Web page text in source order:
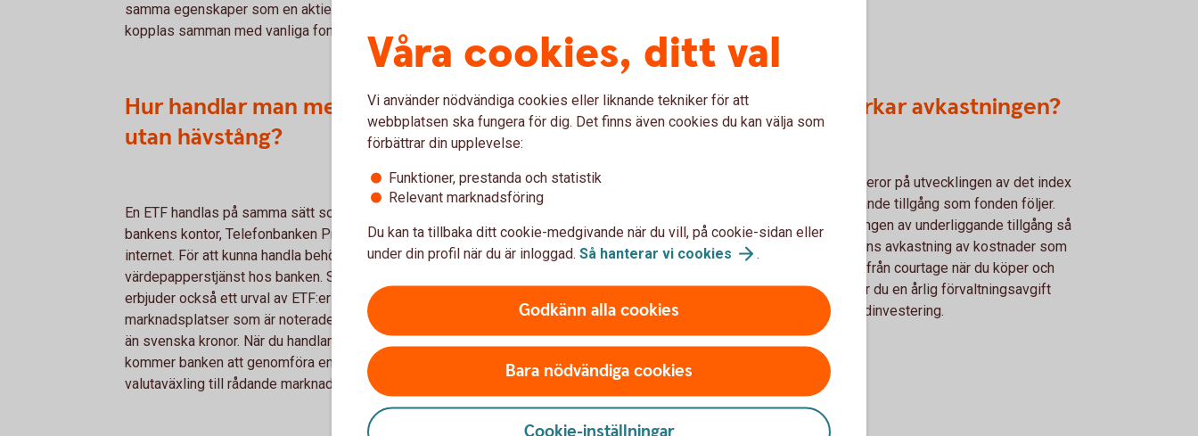
samma egenskaper som en aktie. Samtidigt har en ETF fler egenskaper som generellt
kopplas samman med vanliga fonder.
Hur handlar man med ETF:er
utan hävstång?
En ETF handlas på samma sätt som aktier via
bankens kontor, Telefonbanken Privat eller via
internet. För att kunna handla behöver du ha en
värdepapperstjänst hos banken. Swedbank
erbjuder också ett urval av ETF:er på utländska
marknadsplatser som är noterade i annan valuta
än svenska kronor. När du handlar med dessa
kommer banken att genomföra en automatisk
valutaväxling till rådande marknadspris.
Vad tar jag för risk?
Att placera i börshandlade fonder kan innebära
både marknadsrisk och valutarisk, precis som
för övriga fonder. Marknadsrisk innebär att
fondens värde både kan öka och minska över tid
investerar i utländska tillgångar eller om fonden
är angiven i en annan valuta. Vissa ETF:er
innehåller motpartsrisk som uppstår vid vissa
Vad påverkar avkastningen?
Avkastningen beror på utvecklingen av det index
eller underliggande tillgång som fonden följer.
Utöver utvecklingen av underliggande tillgång så
påverkas ETF:ens avkastning av kostnader som
tas ut. Bortsett från courtage när du köper och
säljer så betalar du en årlig förvaltningsavgift
som vid en fondinvestering.
Våra cookies, ditt val
Vi använder nödvändiga cookies eller liknande tekniker för att
webbplatsen ska fungera för dig. Det finns även cookies du kan välja som
förbättrar din upplevelse:
Funktioner, prestanda och statistik
Relevant marknadsföring
Du kan ta tillbaka ditt cookie-medgivande när du vill, på cookie-sidan eller
under din profil när du är inloggad. Så hanterar vi cookies .
Godkänn alla cookies
Bara nödvändiga cookies